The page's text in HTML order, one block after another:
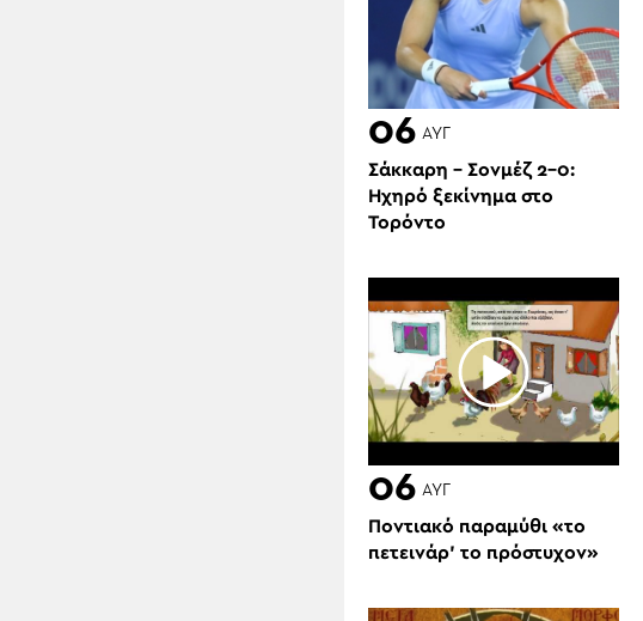
06 ΑΥΓ
Σάκκαρη – Σονμέζ 2-0:
Ηχηρό ξεκίνημα στο
Τορόντο
06 ΑΥΓ
Ποντιακό παραμύθι «το
πετεινάρ’ το πρόστυχον»